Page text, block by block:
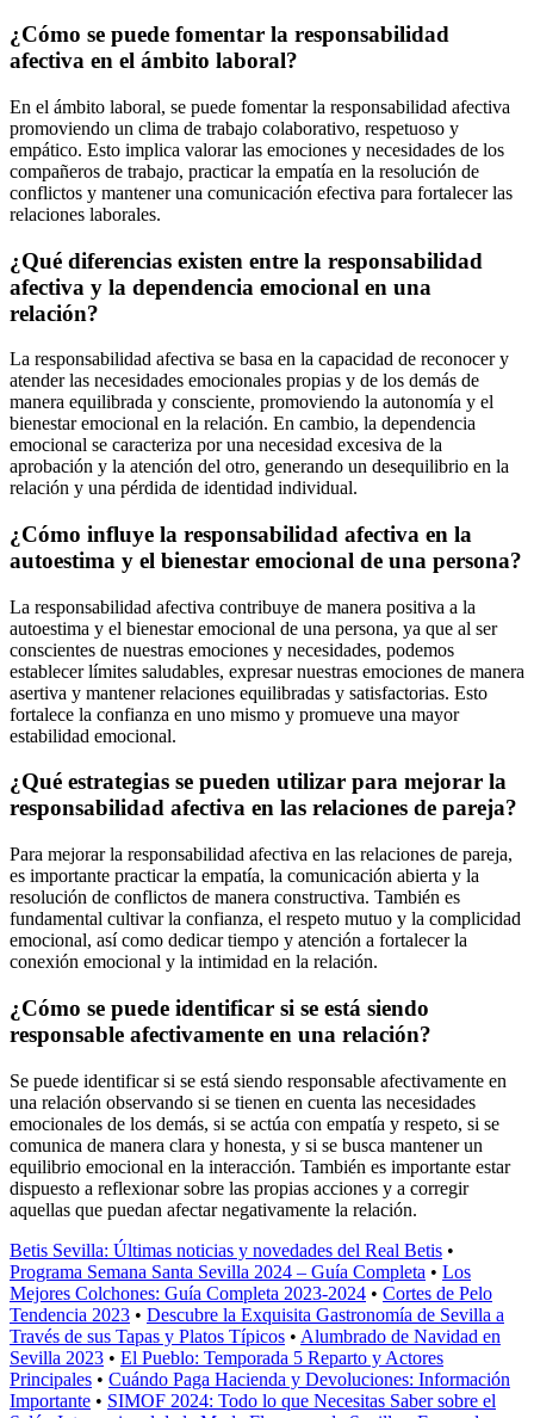
¿Cómo se puede fomentar la responsabilidad
afectiva en el ámbito laboral?
En el ámbito laboral, se puede fomentar la responsabilidad afectiva
promoviendo un clima de trabajo colaborativo, respetuoso y
empático. Esto implica valorar las emociones y necesidades de los
compañeros de trabajo, practicar la empatía en la resolución de
conflictos y mantener una comunicación efectiva para fortalecer las
relaciones laborales.
¿Qué diferencias existen entre la responsabilidad
afectiva y la dependencia emocional en una
relación?
La responsabilidad afectiva se basa en la capacidad de reconocer y
atender las necesidades emocionales propias y de los demás de
manera equilibrada y consciente, promoviendo la autonomía y el
bienestar emocional en la relación. En cambio, la dependencia
emocional se caracteriza por una necesidad excesiva de la
aprobación y la atención del otro, generando un desequilibrio en la
relación y una pérdida de identidad individual.
¿Cómo influye la responsabilidad afectiva en la
autoestima y el bienestar emocional de una persona?
La responsabilidad afectiva contribuye de manera positiva a la
autoestima y el bienestar emocional de una persona, ya que al ser
conscientes de nuestras emociones y necesidades, podemos
establecer límites saludables, expresar nuestras emociones de manera
asertiva y mantener relaciones equilibradas y satisfactorias. Esto
fortalece la confianza en uno mismo y promueve una mayor
estabilidad emocional.
¿Qué estrategias se pueden utilizar para mejorar la
responsabilidad afectiva en las relaciones de pareja?
Para mejorar la responsabilidad afectiva en las relaciones de pareja,
es importante practicar la empatía, la comunicación abierta y la
resolución de conflictos de manera constructiva. También es
fundamental cultivar la confianza, el respeto mutuo y la complicidad
emocional, así como dedicar tiempo y atención a fortalecer la
conexión emocional y la intimidad en la relación.
¿Cómo se puede identificar si se está siendo
responsable afectivamente en una relación?
Se puede identificar si se está siendo responsable afectivamente en
una relación observando si se tienen en cuenta las necesidades
emocionales de los demás, si se actúa con empatía y respeto, si se
comunica de manera clara y honesta, y si se busca mantener un
equilibrio emocional en la interacción. También es importante estar
dispuesto a reflexionar sobre las propias acciones y a corregir
aquellas que puedan afectar negativamente la relación.
Betis Sevilla: Últimas noticias y novedades del Real Betis •
Programa Semana Santa Sevilla 2024 – Guía Completa • Los
Mejores Colchones: Guía Completa 2023-2024 • Cortes de Pelo
Tendencia 2023 • Descubre la Exquisita Gastronomía de Sevilla a
Través de sus Tapas y Platos Típicos • Alumbrado de Navidad en
Sevilla 2023 • El Pueblo: Temporada 5 Reparto y Actores
Principales • Cuándo Paga Hacienda y Devoluciones: Información
Importante • SIMOF 2024: Todo lo que Necesitas Saber sobre el